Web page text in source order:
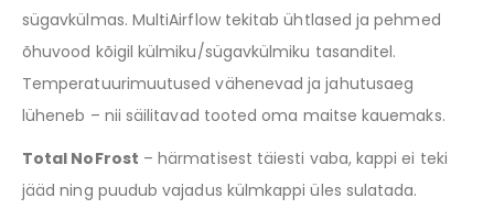
sügavkülmas. MultiAirflow tekitab ühtlased ja pehmed
õhuvood kõigil külmiku/sügavkülmiku tasanditel.
Temperatuurimuutused vähenevad ja jahutusaeg
lüheneb – nii säilitavad tooted oma maitse kauemaks.
Total NoFrost – härmatisest täiesti vaba, kappi ei teki
jääd ning puudub vajadus külmkappi üles sulatada.